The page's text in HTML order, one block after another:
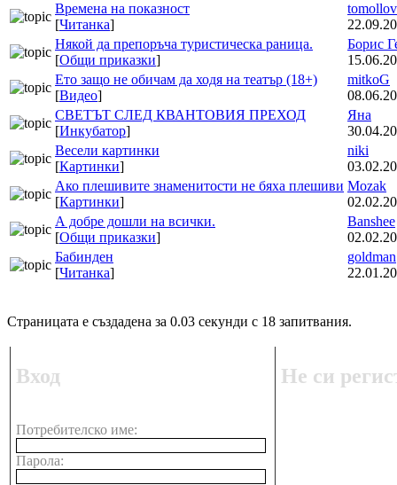
Времена на показност
[Читанка]
tomollov
Някой да препоръча туристическа раница.
[Общи приказки]
Борис
Ето защо не обичам да ходя на театър (18+)
[Видео]
mitkoG
СВЕТЪТ СЛЕД КВАНТОВИЯ ПРЕХОД
[Инкубатор]
Яна
Весели картинки
[Картинки]
niki
Ако плешивите знаменитости не бяха плешиви
[Картинки]
Mozak
А добре дошли на всички.
[Общи приказки]
Banshee
Бабинден
[Читанка]
goldman
Страницата е създадена за 0.03 секунди с 18 запитвания.
Вход
Потребителско име:
Парола:
Не си